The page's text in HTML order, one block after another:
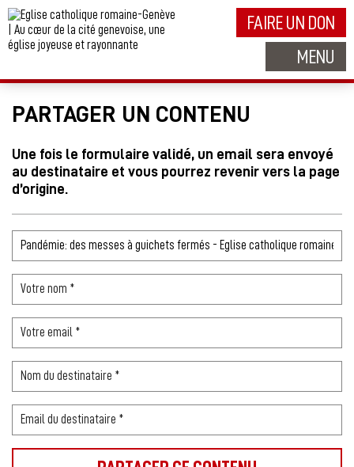
FAIRE UN DON
MENU
PARTAGER UN CONTENU
Une fois le formulaire validé, un email sera envoyé
au destinataire et vous pourrez revenir vers la page
d’origine.